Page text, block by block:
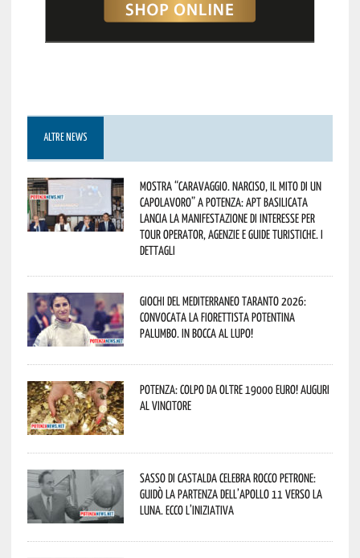
ALTRE NEWS
Mostra “Caravaggio. Narciso, il mito di un
capolavoro” a Potenza: APT Basilicata
lancia la manifestazione di interesse per
Tour Operator, Agenzie e Guide Turistiche. I
dettagli
Giochi del Mediterraneo Taranto 2026:
convocata la fiorettista potentina
Palumbo. In bocca al lupo!
Potenza: colpo da oltre 19000 Euro! Auguri
al vincitore
Sasso di Castalda celebra Rocco Petrone:
guidò la partenza dell’Apollo 11 verso la
Luna. Ecco l’iniziativa